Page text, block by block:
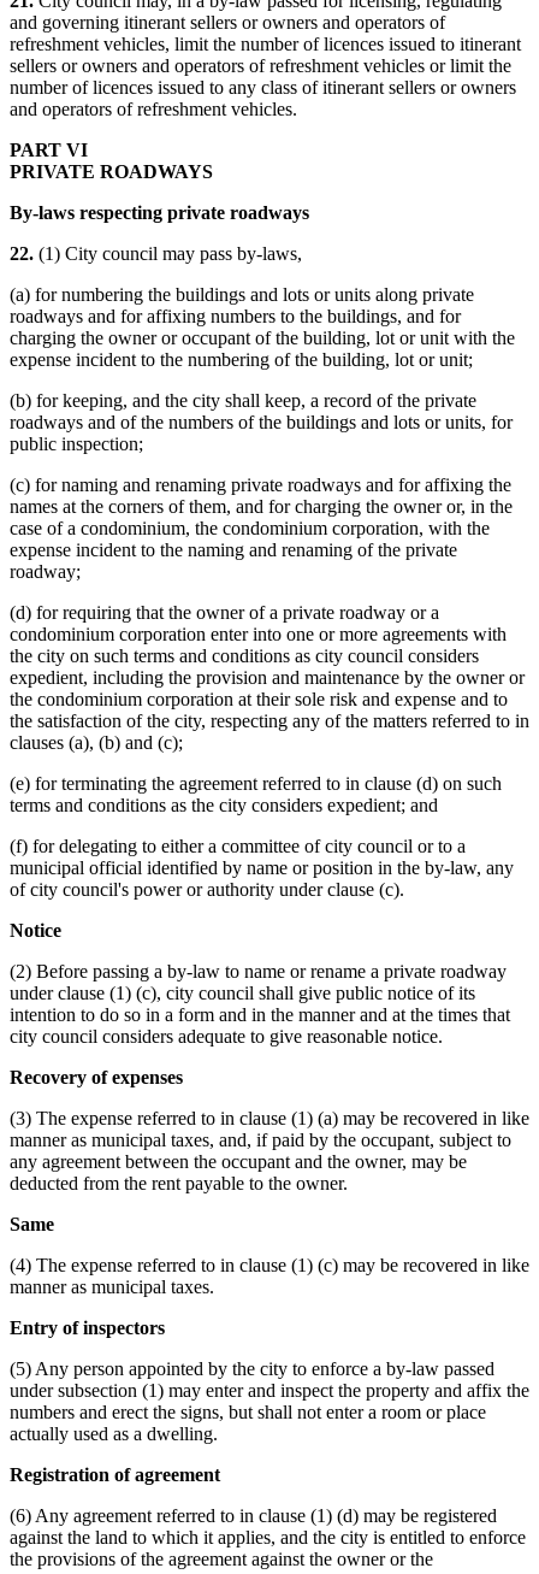
and governing itinerant sellers or owners and operators of
refreshment vehicles, limit the number of licences issued to itinerant
sellers or owners and operators of refreshment vehicles or limit the
number of licences issued to any class of itinerant sellers or owners
and operators of refreshment vehicles.
PART VI
PRIVATE ROADWAYS
By-laws respecting private roadways
22. (1) City council may pass by-laws,
(a) for numbering the buildings and lots or units along private
roadways and for affixing numbers to the buildings, and for
charging the owner or occupant of the building, lot or unit with the
expense incident to the numbering of the building, lot or unit;
(b) for keeping, and the city shall keep, a record of the private
roadways and of the numbers of the buildings and lots or units, for
public inspection;
(c) for naming and renaming private roadways and for affixing the
names at the corners of them, and for charging the owner or, in the
case of a condominium, the condominium corporation, with the
expense incident to the naming and renaming of the private
roadway;
(d) for requiring that the owner of a private roadway or a
condominium corporation enter into one or more agreements with
the city on such terms and conditions as city council considers
expedient, including the provision and maintenance by the owner or
the condominium corporation at their sole risk and expense and to
the satisfaction of the city, respecting any of the matters referred to in
clauses (a), (b) and (c);
(e) for terminating the agreement referred to in clause (d) on such
terms and conditions as the city considers expedient; and
(f) for delegating to either a committee of city council or to a
municipal official identified by name or position in the by-law, any
of city council's power or authority under clause (c).
Notice
(2) Before passing a by-law to name or rename a private roadway
under clause (1) (c), city council shall give public notice of its
intention to do so in a form and in the manner and at the times that
city council considers adequate to give reasonable notice.
Recovery of expenses
(3) The expense referred to in clause (1) (a) may be recovered in like
manner as municipal taxes, and, if paid by the occupant, subject to
any agreement between the occupant and the owner, may be
deducted from the rent payable to the owner.
Same
(4) The expense referred to in clause (1) (c) may be recovered in like
manner as municipal taxes.
Entry of inspectors
(5) Any person appointed by the city to enforce a by-law passed
under subsection (1) may enter and inspect the property and affix the
numbers and erect the signs, but shall not enter a room or place
actually used as a dwelling.
Registration of agreement
(6) Any agreement referred to in clause (1) (d) may be registered
against the land to which it applies, and the city is entitled to enforce
the provisions of the agreement against the owner or the